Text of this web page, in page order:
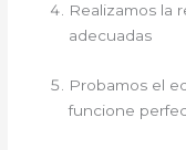
Realizamos la
adecuadas
Probamos el
funcione